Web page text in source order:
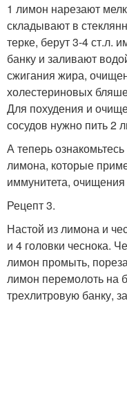
1 лимон нарезают
складывают в
терке, берут 3-4 ст.л.
банку и заливают
сжигания жира,
холестериновых
Для похудения и
сосудов нужно пить 2
А теперь
лимона, которые
иммунитета,
Рецепт 3.
Настой из лимона и
и 4 головки чеснока.
лимон промыть,
лимон перемолоть на
трехлитровую банку,